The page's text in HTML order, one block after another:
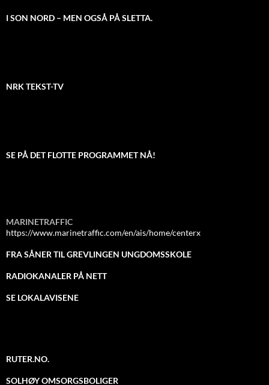
I SON NORD – MEN OGSÅ PÅ SLETTA.
NRK TEKST-TV
SE PÅ DET FLOTTE PROGRAMMET NÅ!
MARINETRAFFIC
https://www.marinetraffic.com/en/ais/home/centerx
FRA SÅNER TIL GREVLINGEN UNGDOMSSKOLE
RADIOKANALER PÅ NETT
SE LOKALAVISENE
RUTER.NO.
SOLHØY OMSORGSBOLIGER